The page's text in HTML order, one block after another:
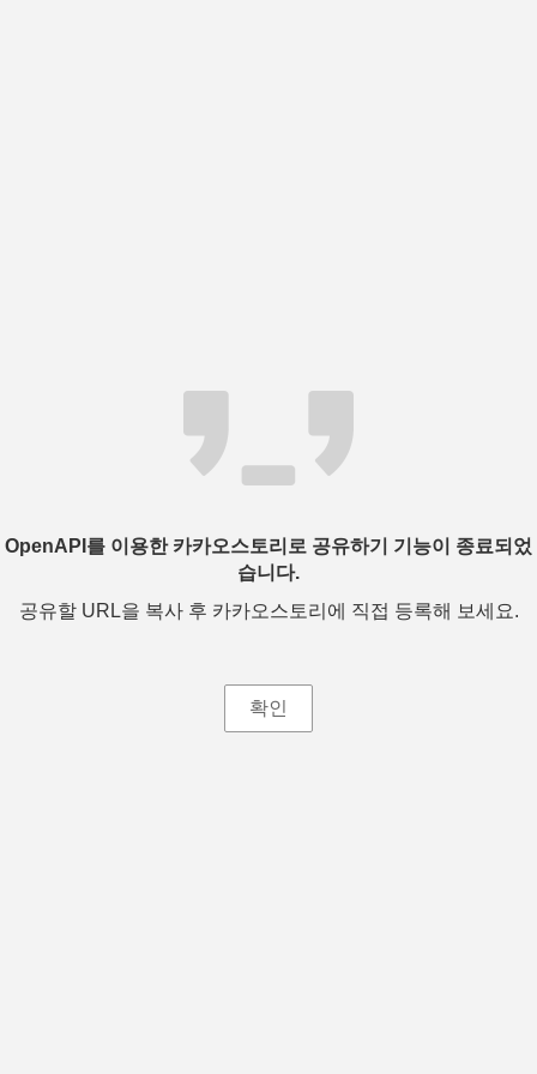
OpenAPI를 이용한 카카오스토리로 공유하기 기능이 종료되었
습니다.
공유할 URL을 복사 후 카카오스토리에 직접 등록해 보세요.
확인